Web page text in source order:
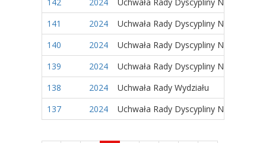
142
2024
Uchwała Rady Dyscypliny Naukowej
141
2024
Uchwała Rady Dyscypliny Naukowej
140
2024
Uchwała Rady Dyscypliny Naukowej
139
2024
Uchwała Rady Dyscypliny Naukowej
138
2024
Uchwała Rady Wydziału
137
2024 Uchwała Rady Dyscypliny Naukowej